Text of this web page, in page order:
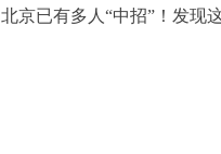
北京已有多人“中招”！发现